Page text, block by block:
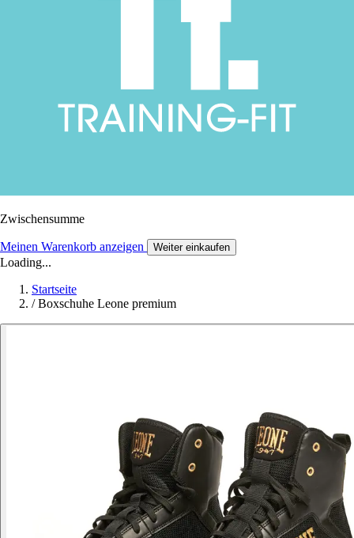
Zwischensumme
Meinen Warenkorb anzeigen Weiter einkaufen
Loading...
Startseite
/ Boxschuhe Leone premium